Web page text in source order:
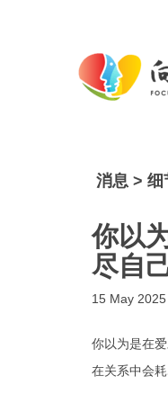
消息 > 细
你以
尽自
15 May
你以为是在
在关系中会